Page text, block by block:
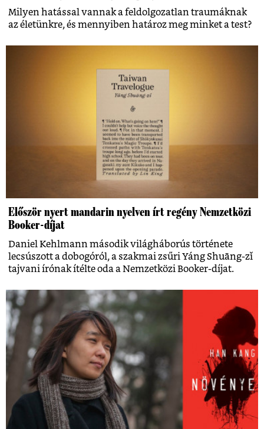
Milyen hatással vannak a feldolgozatlan traumáknak
az életünkre, és mennyiben határoz meg minket a test?
Először nyert mandarin nyelven írt regény Nemzetközi
Booker-díjat
Daniel Kehlmann második világháborús története
lecsúszott a dobogóról, a szakmai zsűri Yáng Shuāng-zǐ
tajvani írónak ítélte oda a Nemzetközi Booker-díjat.